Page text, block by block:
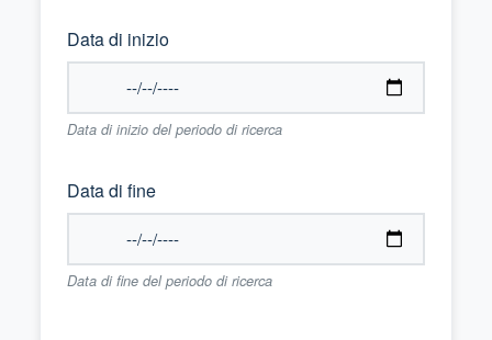
Data di inizio
Data di inizio del periodo di ricerca
Data di fine
Data di fine del periodo di ricerca